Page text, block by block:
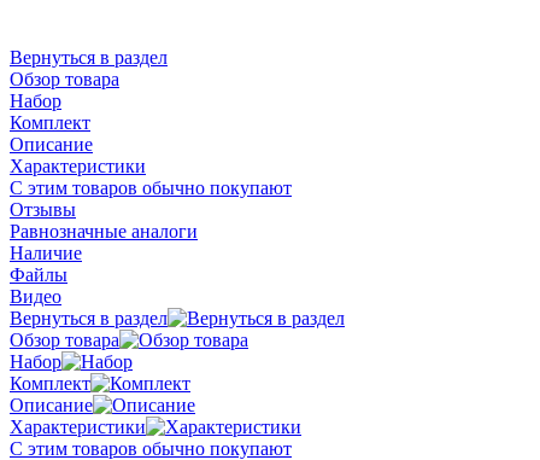
Вернуться в раздел
Обзор товара
Набор
Комплект
Описание
Характеристики
С этим товаров обычно покупают
Отзывы
Равнозначные аналоги
Наличие
Файлы
Видео
Вернуться в раздел
Обзор товара
Набор
Комплект
Описание
Характеристики
С этим товаров обычно покупают